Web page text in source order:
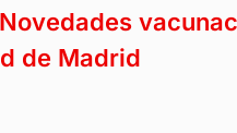
de Madrid